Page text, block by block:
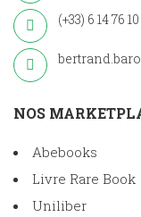
(+33) 6 14 76 10
NOS
Abebooks
Livre Rare Book
Uniliber